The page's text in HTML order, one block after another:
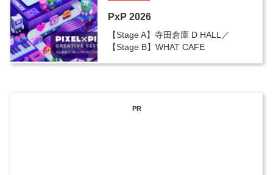
PxP 2026
【Stage A】寺田倉庫 D HALL／
【Stage B】WHAT CAFE
PR